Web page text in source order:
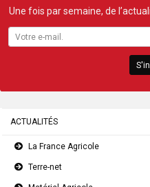
Une fois par semaine, de
ACTUALITÉS
La France Agricole
Terre-net